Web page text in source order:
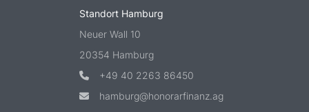
Standort Hamburg
Neuer Wall 10
20354 Hamburg
+49 40 2263 86450
hamburg@honorarfinanz.ag